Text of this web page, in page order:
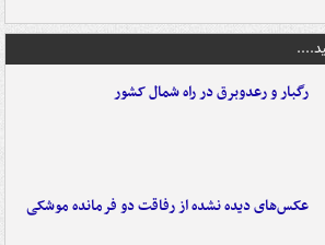
رگبار و رعدوبرق در راه شمال کشور
عکس‌های دیده نشده از رفاقت دو فرمانده‌ موشکی